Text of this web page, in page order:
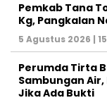
Pemkab Tana
Kg, Pangkalan
5 Agustus 2026 |
Perumda Tirta
Sambungan
Jika Ada Bukti